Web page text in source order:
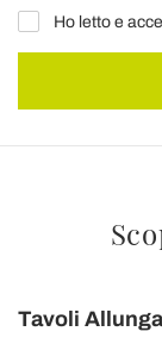
Ho letto e
Tavoli